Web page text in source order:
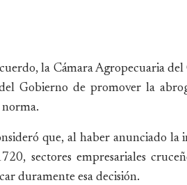
la Cámara Agropecuaria
Gobierno de promover la
norma.
que, al haber anunciado
sectores empresariales
duramente esa decisión.